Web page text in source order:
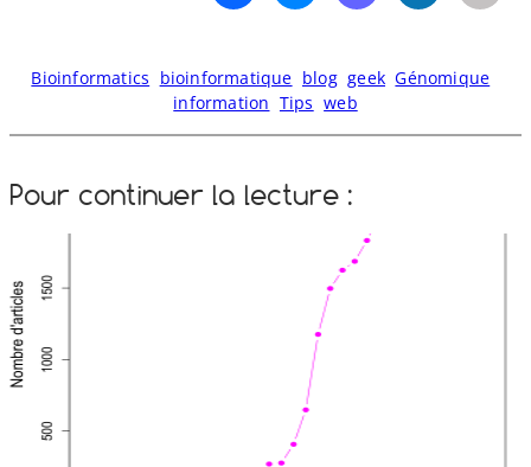
Bioinformatics bioinformatique blog geek Génomique
information Tips web
Pour continuer la lecture :